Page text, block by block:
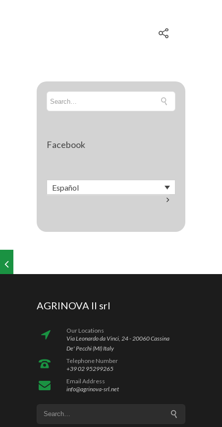
Facebook
Español
AGRINOVA II srl
Our Locations
Via Leonardo da Vinci, 24 - 20060 Cassina
De' Pecchi (MI) Italy
Telephone Number
+39 02 95299265
Email Address
info@agrinova-srl.net